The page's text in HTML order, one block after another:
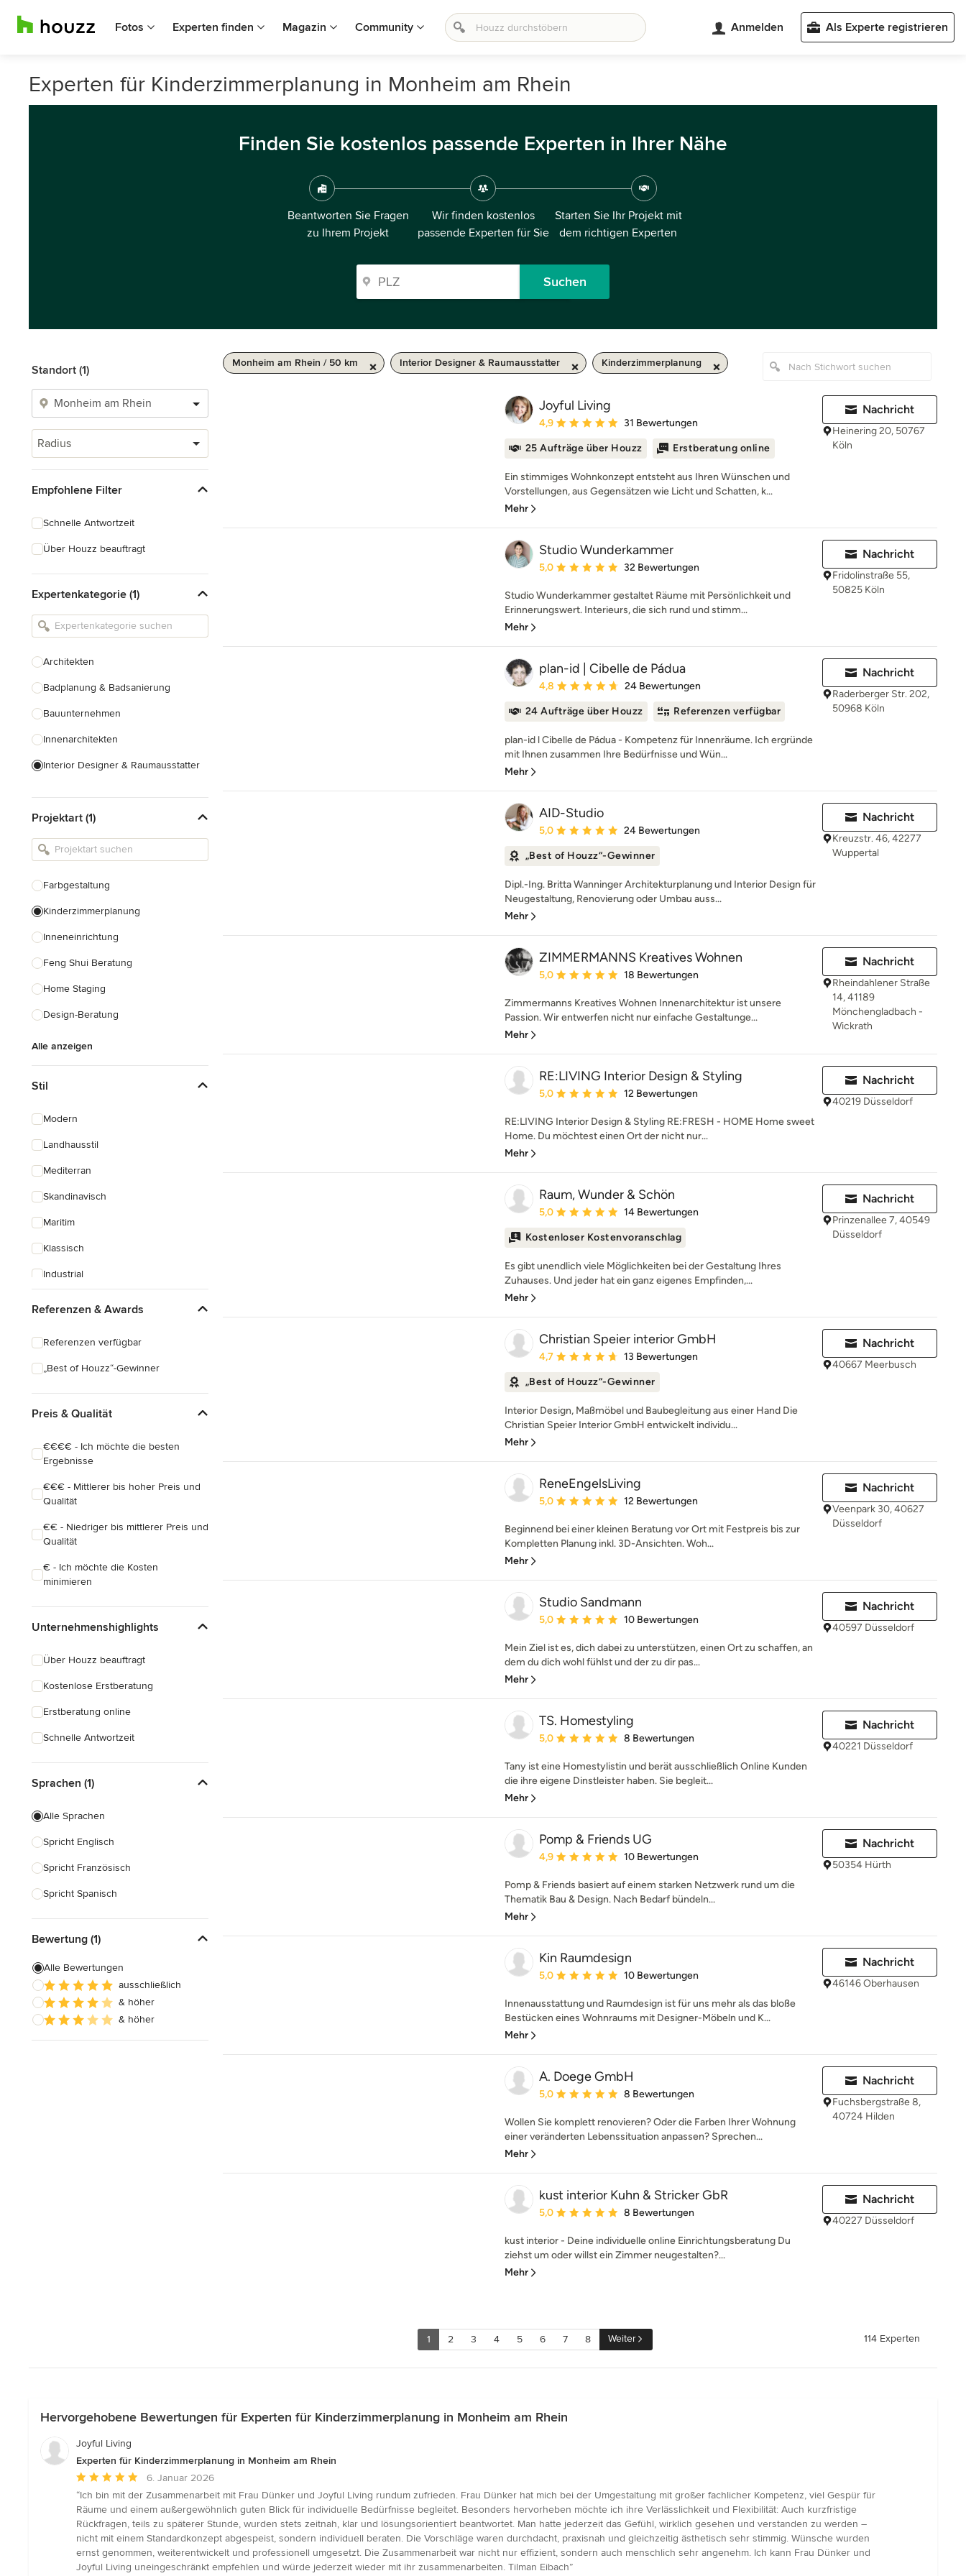
Fotos Experten finden Magazin Community Anmelden Als Experte registrieren
Experten für Kinderzimmerplanung in Monheim am Rhein
Finden Sie kostenlos passende Experten in Ihrer Nähe
Beantworten Sie Fragen
zu Ihrem Projekt
Wir finden kostenlos
passende Experten für Sie
Starten Sie Ihr Projekt mit
dem richtigen Experten
Suchen
Standort (1)
Radius
Empfohlene Filter
Schnelle Antwortzeit
Über Houzz beauftragt
Expertenkategorie (1)
Architekten
Badplanung & Badsanierung
Bauunternehmen
Innenarchitekten
Interior Designer & Raumausstatter
Landschaftsarchitekten
Armaturen & Sanitärbedarf
Einbauschränke
Projektart (1)
Farbgestaltung
Kinderzimmerplanung
Inneneinrichtung
Feng Shui Beratung
Home Staging
Design-Beratung
Alle anzeigen
Stil
Modern
Landhausstil
Mediterran
Skandinavisch
Maritim
Klassisch
Industrial
Referenzen & Awards
Referenzen verfügbar
„Best of Houzz“-Gewinner
Preis & Qualität
€€€€ - Ich möchte die besten
Ergebnisse
€€€ - Mittlerer bis hoher Preis und
Qualität
€€ - Niedriger bis mittlerer Preis und
Qualität
€ - Ich möchte die Kosten
minimieren
Unternehmenshighlights
Über Houzz beauftragt
Kostenlose Erstberatung
Erstberatung online
Schnelle Antwortzeit
Sprachen (1)
Alle Sprachen
Spricht Englisch
Spricht Französisch
Spricht Spanisch
Bewertung (1)
Alle Bewertungen
ausschließlich
& höher
& höher
Monheim am Rhein / 50 km Interior Designer & Raumausstatter Kinderzimmerplanung
Joyful Living
Durchschnittliche Bewertung: 4.9 von 5 Sternen
4,9 31 Bewertungen
25 Aufträge über Houzz Erstberatung online
Ein stimmiges Wohnkonzept entsteht aus Ihren Wünschen und
Vorstellungen, aus Gegensätzen wie Licht und Schatten, k...
Mehr
Nachricht
Heinering 20, 50767
Köln
Studio Wunderkammer
Durchschnittliche Bewertung: 5 von 5 Sternen
5,0 32 Bewertungen
Studio Wunderkammer gestaltet Räume mit Persönlichkeit und
Erinnerungswert. Interieurs, die sich rund und stimm...
Mehr
Nachricht
Fridolinstraße 55,
50825 Köln
plan-id | Cibelle de Pádua
Durchschnittliche Bewertung: 4.8 von 5 Sternen
4,8 24 Bewertungen
24 Aufträge über Houzz Referenzen verfügbar
plan-id l Cibelle de Pádua - Kompetenz für Innenräume. Ich ergründe
mit Ihnen zusammen Ihre Bedürfnisse und Wün...
Mehr
Nachricht
Raderberger Str. 202,
50968 Köln
AID-Studio
Durchschnittliche Bewertung: 5 von 5 Sternen
5,0 24 Bewertungen
„Best of Houzz“-Gewinner
Dipl.-Ing. Britta Wanninger Architekturplanung und Interior Design für
Neugestaltung, Renovierung oder Umbau auss...
Mehr
Nachricht
Kreuzstr. 46, 42277
Wuppertal
ZIMMERMANNS Kreatives Wohnen
Durchschnittliche Bewertung: 5 von 5 Sternen
5,0 18 Bewertungen
Zimmermanns Kreatives Wohnen Innenarchitektur ist unsere
Passion. Wir entwerfen nicht nur einfache Gestaltunge...
Mehr
Nachricht
Rheindahlener Straße
14, 41189
Mönchengladbach -
Wickrath
RE:LIVING Interior Design & Styling
Durchschnittliche Bewertung: 5 von 5 Sternen
5,0 12 Bewertungen
RE:LIVING Interior Design & Styling RE:FRESH - HOME Home sweet
Home. Du möchtest einen Ort der nicht nur...
Mehr
Nachricht
40219 Düsseldorf
Raum, Wunder & Schön
Durchschnittliche Bewertung: 5 von 5 Sternen
5,0 14 Bewertungen
Kostenloser Kostenvoranschlag
Es gibt unendlich viele Möglichkeiten bei der Gestaltung Ihres
Zuhauses. Und jeder hat ein ganz eigenes Empfinden,...
Mehr
Nachricht
Prinzenallee 7, 40549
Düsseldorf
Christian Speier interior GmbH
Durchschnittliche Bewertung: 4.7 von 5 Sternen
4,7 13 Bewertungen
„Best of Houzz“-Gewinner
Interior Design, Maßmöbel und Baubegleitung aus einer Hand Die
Christian Speier Interior GmbH entwickelt individu...
Mehr
Nachricht
40667 Meerbusch
ReneEngelsLiving
Durchschnittliche Bewertung: 5 von 5 Sternen
5,0 12 Bewertungen
Beginnend bei einer kleinen Beratung vor Ort mit Festpreis bis zur
Kompletten Planung inkl. 3D-Ansichten. Woh...
Mehr
Nachricht
Veenpark 30, 40627
Düsseldorf
Studio Sandmann
Durchschnittliche Bewertung: 5 von 5 Sternen
5,0 10 Bewertungen
Mein Ziel ist es, dich dabei zu unterstützen, einen Ort zu schaffen, an
dem du dich wohl fühlst und der zu dir pas...
Mehr
Nachricht
40597 Düsseldorf
TS. Homestyling
Durchschnittliche Bewertung: 5 von 5 Sternen
5,0 8 Bewertungen
Tany ist eine Homestylistin und berät ausschließlich Online Kunden
die ihre eigene Dinstleister haben. Sie begleit...
Mehr
Nachricht
40221 Düsseldorf
Pomp & Friends UG
Durchschnittliche Bewertung: 4.9 von 5 Sternen
4,9 10 Bewertungen
Pomp & Friends basiert auf einem starken Netzwerk rund um die
Thematik Bau & Design. Nach Bedarf bündeln...
Mehr
Nachricht
50354 Hürth
Kin Raumdesign
Durchschnittliche Bewertung: 5 von 5 Sternen
5,0 10 Bewertungen
Innenausstattung und Raumdesign ist für uns mehr als das bloße
Bestücken eines Wohnraums mit Designer-Möbeln und K...
Mehr
Nachricht
46146 Oberhausen
A. Doege GmbH
Durchschnittliche Bewertung: 5 von 5 Sternen
5,0 8 Bewertungen
Wollen Sie komplett renovieren? Oder die Farben Ihrer Wohnung
einer veränderten Lebenssituation anpassen? Sprechen...
Mehr
Nachricht
Fuchsbergstraße 8,
40724 Hilden
kust interior Kuhn & Stricker GbR
Durchschnittliche Bewertung: 5 von 5 Sternen
5,0 8 Bewertungen
kust interior - Deine individuelle online Einrichtungsberatung Du
ziehst um oder willst ein Zimmer neugestalten?...
Mehr
Nachricht
40227 Düsseldorf
1 2 3 4 5 6 7 8 Weiter 114 Experten
Hervorgehobene Bewertungen für Experten für Kinderzimmerplanung in Monheim am Rhein
Joyful Living
Experten für Kinderzimmerplanung in Monheim am Rhein
Durchschnittliche
Bewertung:
5
von
5
Sternen
6. Januar 2026
“Ich bin mit der Zusammenarbeit mit Frau Dünker und Joyful Living rundum zufrieden. Frau Dünker hat mich bei der Umgestaltung mit großer fachlicher Kompetenz, viel Gespür für
Räume und einem außergewöhnlich guten Blick für individuelle Bedürfnisse begleitet. Besonders hervorheben möchte ich ihre Verlässlichkeit und Flexibilität: Auch kurzfristige
Rückfragen, teils zu späterer Stunde, wurden stets zeitnah, klar und lösungsorientiert beantwortet. Man hatte jederzeit das Gefühl, wirklich gesehen und verstanden zu werden –
nicht mit einem Standardkonzept abgespeist, sondern individuell beraten. Die Vorschläge waren durchdacht, praxisnah und gleichzeitig ästhetisch sehr stimmig. Wünsche wurden
ernst genommen, weiterentwickelt und professionell umgesetzt. Die Zusammenarbeit war nicht nur effizient, sondern auch menschlich sehr angenehm. Ich kann Frau Dünker und
Joyful Living uneingeschränkt empfehlen und würde jederzeit wieder mit ihr zusammenarbeiten. Tilman Eibach”